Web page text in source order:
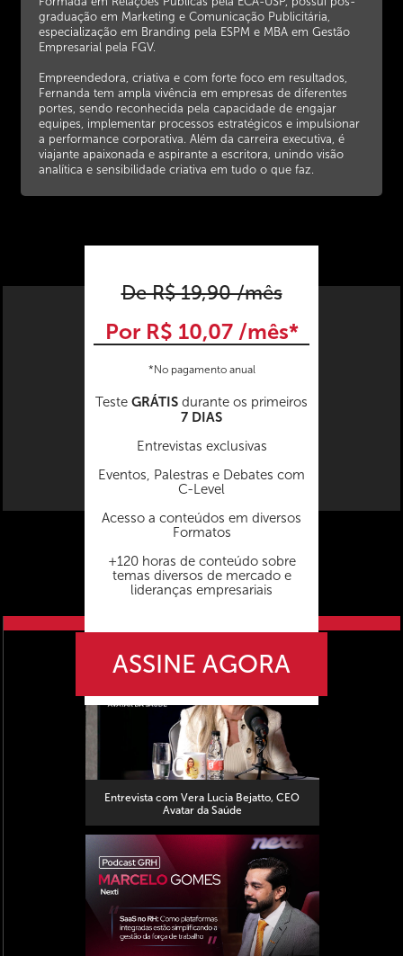
graduação em Marketing e Comunicação Publicitária,
especialização em Branding pela ESPM e MBA em Gestão
Empresarial pela FGV.
Empreendedora, criativa e com forte foco em resultados,
Fernanda tem ampla vivência em empresas de diferentes
portes, sendo reconhecida pela capacidade de engajar
equipes, implementar processos estratégicos e impulsionar
a performance corporativa. Além da carreira executiva, é
viajante apaixonada e aspirante a escritora, unindo visão
analítica e sensibilidade criativa em tudo o que faz.
De R$ 19,90 /mês
Por R$ 10,07 /mês*
*No pagamento anual
Teste GRÁTIS durante os primeiros
7 DIAS
Entrevistas exclusivas
Eventos, Palestras e Debates com
C-Level
Acesso a conteúdos em diversos
Formatos
+120 horas de conteúdo sobre
temas diversos de mercado e
lideranças empresariais
ASSINE AGORA
Entrevista com Vera Lucia Bejatto, CEO
Avatar da Saúde